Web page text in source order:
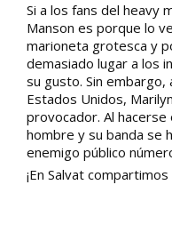
Si a los fans del heavy
Manson es porque lo
marioneta grotesca y
demasiado lugar a los
su gusto. Sin
Estados Unidos,
provocador. Al
hombre y su banda se
enemigo público
¡En Salvat